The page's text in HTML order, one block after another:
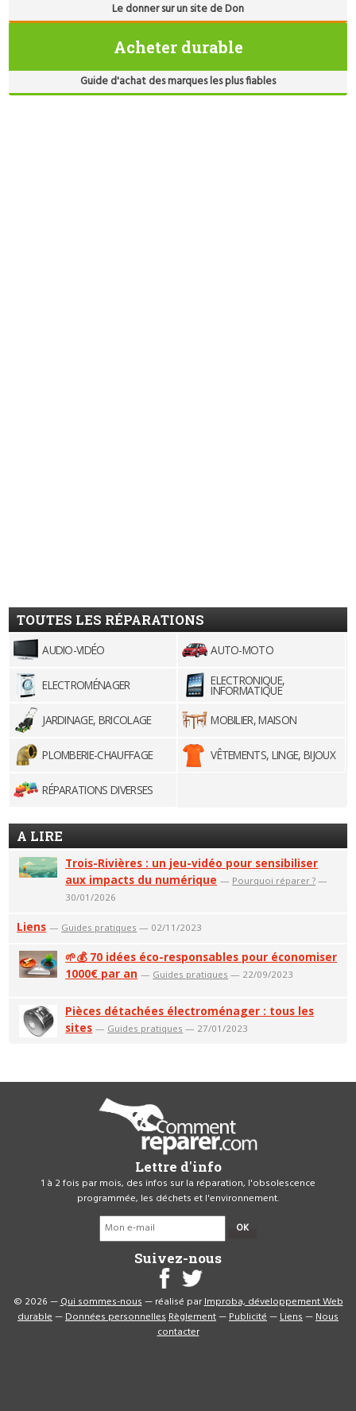
Le donner sur un site de Don
Acheter durable
Guide d'achat des marques les plus fiables
TOUTES LES RÉPARATIONS
AUDIO-VIDÉO AUTO-MOTO
ELECTROMÉNAGER ELECTRONIQUE,
INFORMATIQUE
JARDINAGE, BRICOLAGE
MOBILIER, MAISON
PLOMBERIE-CHAUFFAGE VÊTEMENTS, LINGE, BIJOUX
RÉPARATIONS DIVERSES
A LIRE
Trois-Rivières : un jeu-vidéo pour sensibiliser
aux impacts du numérique — Pourquoi réparer ? —
30/01/2026
Liens — Guides pratiques — 02/11/2023
🌱💰 70 idées éco-responsables pour économiser
1000€ par an — Guides pratiques — 22/09/2023
Pièces détachées électroménager : tous les
sites — Guides pratiques — 27/01/2023
Lettre d'info
1 à 2 fois par mois, des infos sur la réparation, l'obsolescence
programmée, les déchets et l'environnement.
OK
Suivez-nous
© 2026 —Qui sommes-nous— réalisé parImproba, développement Web
durable—Données personnellesRèglement—Publicité—Liens—Nous
contacter